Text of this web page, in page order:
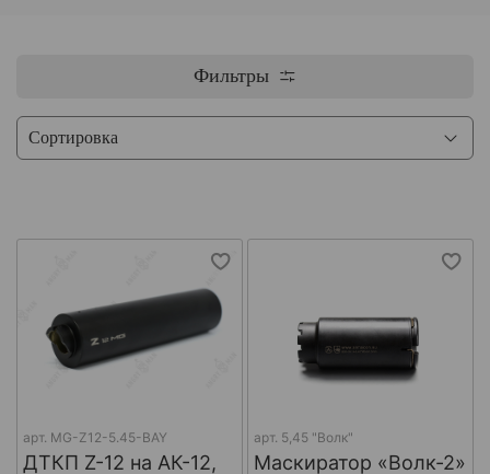
Фильтры
арт. MG-Z12-5.45-BAY
ДТКП Z-12 на АК-12,
арт. 5,45 "Волк"
Маскиратор «Волк-2»